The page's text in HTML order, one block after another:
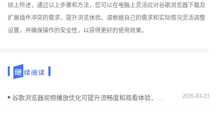
综上所述，通过以上步骤和方法，您可以在电脑上灵活应对谷歌浏览器下载及
扩展插件冲突的需求，提升浏览体验。请根据自己的需求和实际情况灵活调整
设置，并确保操作的安全性，以获得更好的使用效果。
谷歌浏览器视频播放优化可提升流畅度和观看体验，本文全面分析操作效果，帮助用户实现高清视频顺畅播放。 2026-03-23